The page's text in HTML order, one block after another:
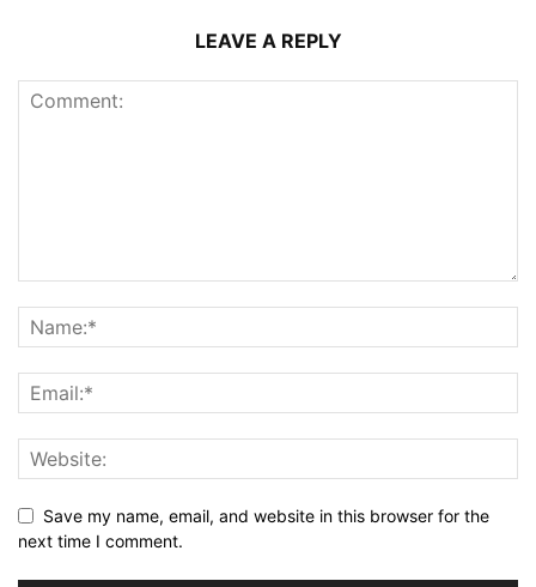
LEAVE A REPLY
Save my name, email, and website in this browser for the
next time I comment.